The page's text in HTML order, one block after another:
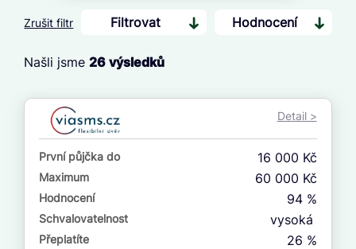
Zrušit filtr Filtrovat Hodnocení
Od
Do
První půjčka zdarma
–
ano
Našli jsme26 výsledků
Detail >
První půjčka do 16 000 Kč
Maximum 60 000 Kč
Hodnocení 94 %
Schvalovatelnost vysoká
Přeplatíte
26 %